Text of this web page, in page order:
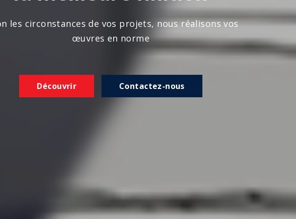
les circonstances de vos projets, nous réalisons vos
œuvres en norme
Découvrir Contactez-nous